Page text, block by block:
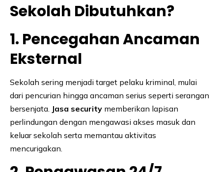
Sekolah Dibutuhkan?
1. Pencegahan Ancaman
Eksternal
Sekolah sering menjadi target pelaku kriminal, mulai
dari pencurian hingga ancaman serius seperti serangan
bersenjata. Jasa security memberikan lapisan
perlindungan dengan mengawasi akses masuk dan
keluar sekolah serta memantau aktivitas
mencurigakan.